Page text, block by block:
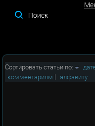
Сортировать статьи по:
комментариям | алфавиту